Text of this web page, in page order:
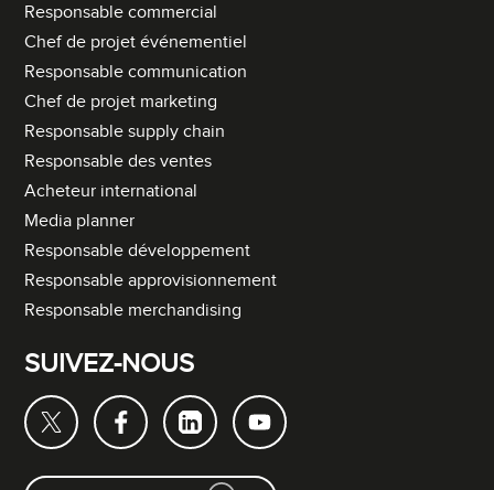
Responsable commercial
Chef de projet événementiel
Responsable communication
Chef de projet marketing
Responsable supply chain
Responsable des ventes
Acheteur international
Media planner
Responsable développement
Responsable approvisionnement
Responsable merchandising
SUIVEZ-NOUS